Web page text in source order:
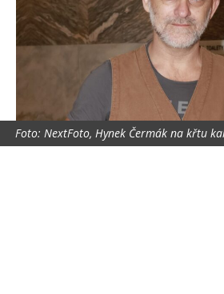
Foto: NextFoto, Hynek Čermák na křtu